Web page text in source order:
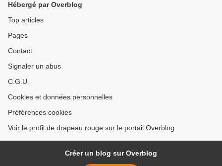
Hébergé par Overblog
Top articles
Pages
Contact
Signaler un abus
C.G.U.
Cookies et données personnelles
Préférences cookies
Voir le profil de drapeau rouge sur le portail Overblog
Créer un blog sur Overblog